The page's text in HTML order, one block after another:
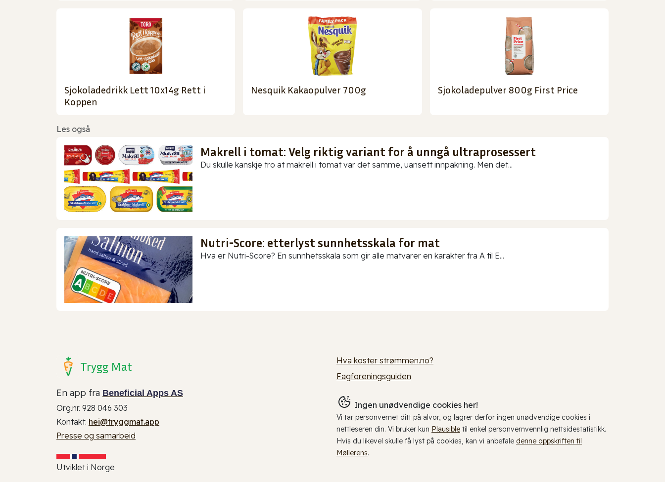
Sjokoladedrikk Lett 10x14g Rett i
Koppen
Nesquik Kakaopulver 700g Sjokoladepulver 800g First Price
Les også
Makrell i tomat: Velg riktig variant for å unngå ultraprosessert
Du skulle kanskje tro at makrell i tomat var det samme, uansett innpakning. Men det...
Nutri-Score: etterlyst sunnhetsskala for mat
Hva er Nutri-Score? En sunnhetsskala som gir alle matvarer en karakter fra A til E...
Trygg Mat
En app fra Beneficial Apps AS
Org.nr. 928 046 303
Kontakt: hei@tryggmat.app
Presse og samarbeid
Utviklet i Norge
Hva koster strømmen.no?
Fagforeningsguiden
Ingen unødvendige cookies her!
Vi tar personvernet ditt på alvor, og lagrer derfor ingen unødvendige cookies i
nettleseren din. Vi bruker kun Plausible til enkel personvernvennlig nettsidestatistikk.
Hvis du likevel skulle få lyst på cookies, kan vi anbefale denne oppskriften til
Møllerens.